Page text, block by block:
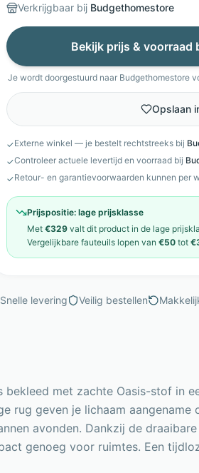
Verkrijgbaar bij Budgethomestore
Bekijk prijs & voorraad
Je wordt doorgestuurd naar Budgethomestore
Opslaan
✓Externe winkel — je bestelt rechtstreeks bij
✓Controleer actuele levertijd en voorraad bij
✓Retour- en garantievoorwaarden kunnen per
Prijspositie: lage prijsklasse
Met €329 valt dit product in de lage
Vergelijkbare fauteuils lopen van €50 tot
Snelle levering Veilig bestellen
met zachte Oasis-stof in
rug geven je lichaam aangename
avonden. Dankzij de
genoeg voor ruimtes. Een